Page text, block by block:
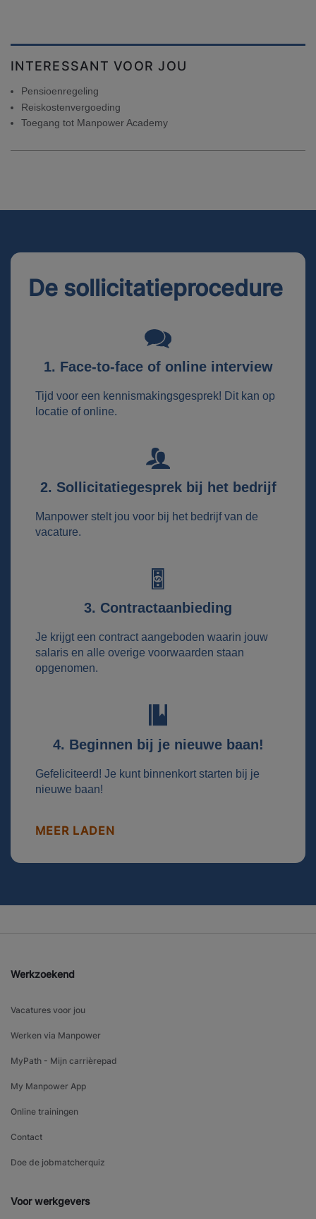
INTERESSANT VOOR JOU
Pensioenregeling
Reiskostenvergoeding
Toegang tot Manpower Academy
De sollicitatieprocedure
1. Face-to-face of online interview
Tijd voor een kennismakingsgesprek! Dit kan op
locatie of online.
2. Sollicitatiegesprek bij het bedrijf
Manpower stelt jou voor bij het bedrijf van de
vacature.
3. Contractaanbieding
Je krijgt een contract aangeboden waarin jouw
salaris en alle overige voorwaarden staan
opgenomen.
4. Beginnen bij je nieuwe baan!
Gefeliciteerd! Je kunt binnenkort starten bij je
nieuwe baan!
MEER LADEN
Werkzoekend
Vacatures voor jou
Werken via Manpower
MyPath - Mijn carrièrepad
My Manpower App
Online trainingen
Contact
Doe de jobmatcherquiz
Voor werkgevers